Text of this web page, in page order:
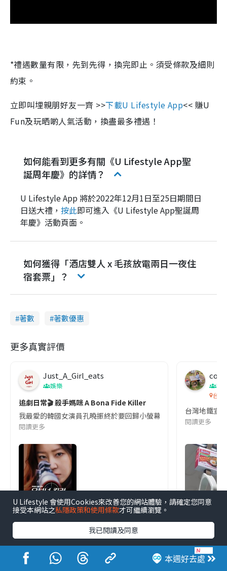
*禮遇數量有限，先到先得，換完即止。須受條款及細則
約束。
立即叫埋親朋好友一齊 >>下載U Lifestyle App<< 賺U
Fun及玩晒啲人氣活動，換盡最多禮遇！
如何能看到更多有關《U Lifestyle App聖
誕周年慶》的詳情？
U Lifestyle App 將於2022年12月1日至25日期間日
日送大禮， 按此即可進入《U Lifestyle App聖誕周
年慶》活動頁面。
如何獲得「酒店雙人 x 毛孩放電兩日一夜住
宿套票」？
著數 著數優惠
更多真實評價
Just_A_Girl_eats
娛樂
追劇日常🎬 殺手媽咪 A Bona Fide Killer
我最愛的韓國女演員孔曉振終於要回歸小螢幕啦!這次的劇本改編
閱讀更多
co
吹
台灣
台灣地鐵宣
閱讀更多
港生活人氣本地熱話 本週好去處
U Lifestyle 會使用Cookies來改善您的網站體驗，請確定您同意
接受本網站之私隱政策和使用條款才可繼續瀏覽。
我已閱讀及同意